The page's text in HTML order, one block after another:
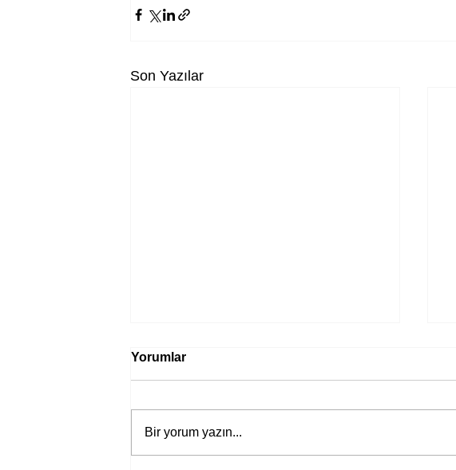
Son Yazılar
Yorumlar
Bir yorum yazın...